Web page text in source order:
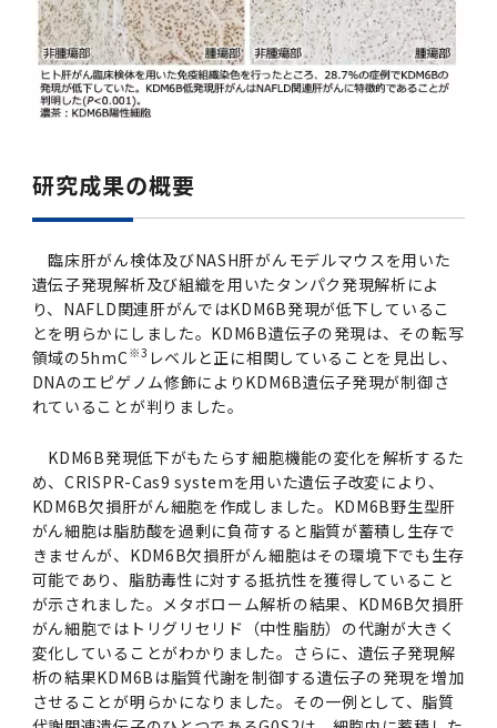
研究成果の概要
臨床肝がん検体及びNASH肝がんモデルマウスを用いた
遺伝子発現解析及び組織を用いたタンパク発現解析によ
り、NAFLD関連肝がんではKDM6B発現が低下しているこ
とを明らかにしました。KDM6B遺伝子の発現は、その転写
領域の5hmC※3 レベルと正に相関していることを見出し、
DNAのエピゲノム修飾によりKDM6B遺伝子発現が制御さ
れていることが判りました。
KDM6B発現低下がもたらす細胞機能の変化を解析するた
め、CRISPR-Cas9 systemを用いた遺伝子改変により、
KDM6B欠損肝がん細胞を作成しました。KDM6B野生型肝
がん細胞は脂肪酸を過剰に負荷すると脂質が蓄積し生存で
きませんが、KDM6B欠損肝がん細胞はその環境下でも生存
可能であり、脂肪毒性に対する抵抗性を獲得していること
が示されました。メタボローム解析の結果、KDM6B欠損肝
がん細胞ではトリグリセリド（中性脂肪）の代謝が大きく
変化していることがわかりました。さらに、遺伝子発現解
析の結果KDM6Bは脂質代謝を制御する遺伝子の発現を増加
させることが明らかになりました。その一例として、脂質